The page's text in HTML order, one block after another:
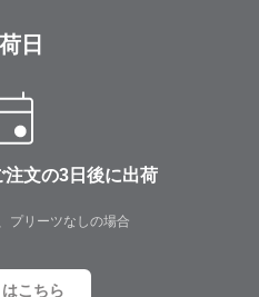
日
注文の3日後に出荷
プリーツなしの場合
こちら